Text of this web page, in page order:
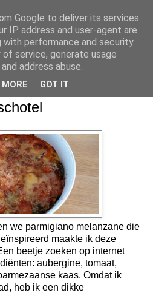
als thuis
we parmigiano melanzane die
maakte ik deze
beetje zoeken op internet
aubergine, tomaat,
kaas. Omdat ik
heb ik een dikke
Google to deliver its services
IP address and user-agent are
with performance and security
service, generate usage
address abuse.
MORE GOT IT